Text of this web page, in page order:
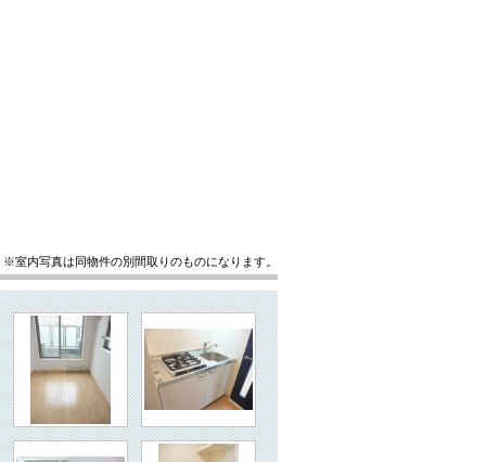
※室内写真は同物件の別間取りのものになります。